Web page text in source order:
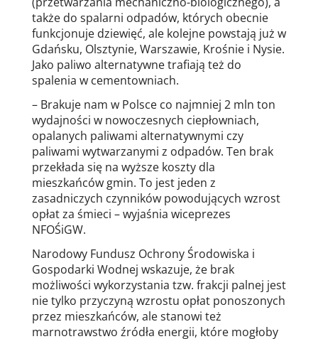
także do spalarni odpadów, których obecnie
funkcjonuje dziewięć, ale kolejne powstają już w
Gdańsku, Olsztynie, Warszawie, Krośnie i Nysie.
Jako paliwo alternatywne trafiają też do
spalenia w cementowniach.
– Brakuje nam w Polsce co najmniej 2 mln ton
wydajności w nowoczesnych ciepłowniach,
opalanych paliwami alternatywnymi czy
paliwami wytwarzanymi z odpadów. Ten brak
przekłada się na wyższe koszty dla
mieszkańców gmin. To jest jeden z
zasadniczych czynników powodujących wzrost
opłat za śmieci – wyjaśnia wiceprezes
NFOŚiGW.
Narodowy Fundusz Ochrony Środowiska i
Gospodarki Wodnej wskazuje, że brak
możliwości wykorzystania tzw. frakcji palnej jest
nie tylko przyczyną wzrostu opłat ponoszonych
przez mieszkańców, ale stanowi też
marnotrawstwo źródła energii, które mogłoby